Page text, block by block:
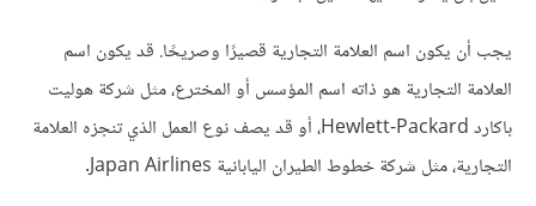
يجب أن يكون اسم العلامة التجارية قصيرًا وصريحًا. قد يكون اسم
العلامة التجارية هو ذاته اسم المؤسس أو المخترع، مثل شركة هوليت
باكارد Hewlett-Packard، أو قد يصف نوع العمل الذي تنجزه العلامة
التجارية، مثل شركة خطوط الطيران اليابانية Japan Airlines.